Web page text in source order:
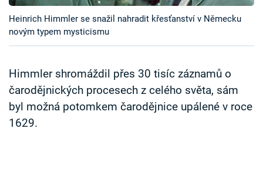
Přihlášení
Heinrich Himmler se snažil nahradit křesťanství v Německu
novým typem mysticismu
Himmler shromáždil přes 30 tisíc záznamů o
čarodějnických procesech z celého světa, sám
byl možná potomkem čarodějnice upálené v roce
1629.